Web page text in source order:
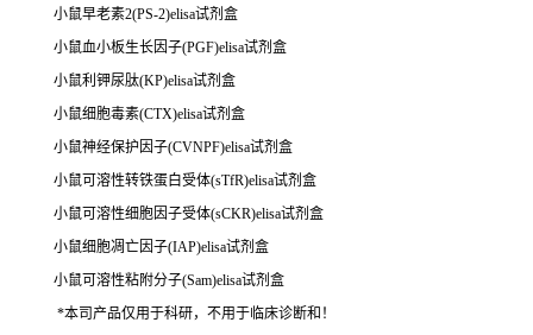
小鼠早老素2(PS-2)elisa试剂盒
小鼠血小板生长因子(PGF)elisa试剂盒
小鼠利钾尿肽(KP)elisa试剂盒
小鼠细胞毒素(CTX)elisa试剂盒
小鼠神经保护因子(CVNPF)elisa试剂盒
小鼠可溶性转铁蛋白受体(sTfR)elisa试剂盒
小鼠可溶性细胞因子受体(sCKR)elisa试剂盒
小鼠细胞凋亡因子(IAP)elisa试剂盒
小鼠可溶性粘附分子(Sam)elisa试剂盒
*本司产品仅用于科研，不用于临床诊断和！